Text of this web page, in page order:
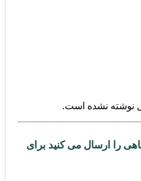
نوشته نشده است.
را ارسال می کنید برای